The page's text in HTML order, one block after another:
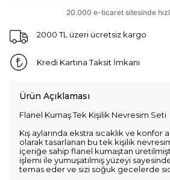
2000 TL üzeri ücretsiz kargo
Kredi Kartına Taksit İmkanı
Ürün Açıklaması
Flanel Kumaş Tek Kişilik Nevresim Seti
Kış aylarında ekstra sıcaklık ve konfor
olarak tasarlanan bu tek kişilik
içeriğe sahip flanel kumaştan
işlemi ile yumuşatılmış yüzeyi
temas eder ve sizi soğuk gecelerde